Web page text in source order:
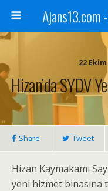
22
Hizan’da SYDV
Share Tweet
Hizan Kaymakamı
yeni hizmet binasına